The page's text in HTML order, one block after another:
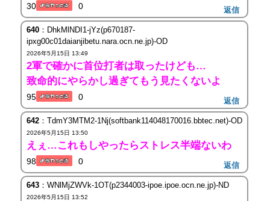
30 0 返信
640：DhkMlNDI1-jYz(p670187-
ipxg00c01daianjibetu.nara.ocn.ne.jp)-OD
2026年5月15日 13:49
2軍で確かに首位打者は取ったけども…
致命的にやらかし過ぎてもう見たくないよ
95 0 返信
642：TdmY3MTM2-1Nj(softbank114048170016.bbtec.net)-OD
2026年5月15日 13:50
えぇ…これもしやったらストレス半端ないわ
98 0 返信
643：WNlMjZWVk-1OT(p2344003-ipoe.ipoe.ocn.ne.jp)-ND
2026年5月15日 13:52